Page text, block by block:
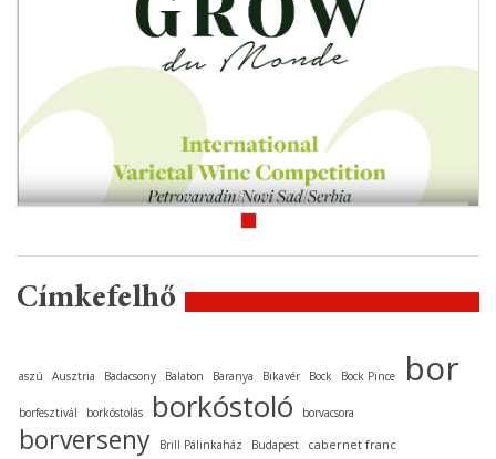
Címkefelhő
aszú Ausztria Badacsony Balaton Baranya Bikavér Bock Bock Pince bor
borfesztivál borkóstolás borkóstoló borvacsora
borverseny Brill Pálinkaház Budapest cabernet franc